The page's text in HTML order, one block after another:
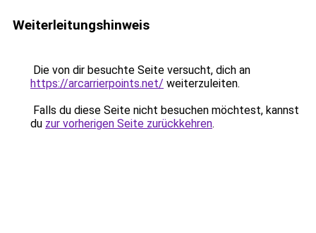
Weiterleitungshinweis
Die von dir besuchte Seite versucht, dich an
https://arcarrierpoints.net/ weiterzuleiten.
Falls du diese Seite nicht besuchen möchtest, kannst
du zur vorherigen Seite zurückkehren.